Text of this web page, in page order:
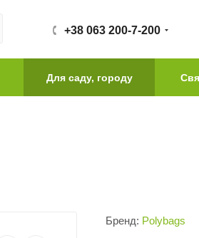
+38 063 200-7-200
Для саду, городу
Бренд: Polybags